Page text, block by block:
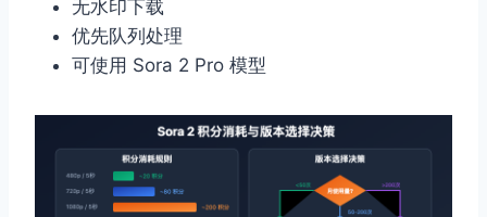
无水印下载
优先队列处理
可使用 Sora 2 Pro 模型